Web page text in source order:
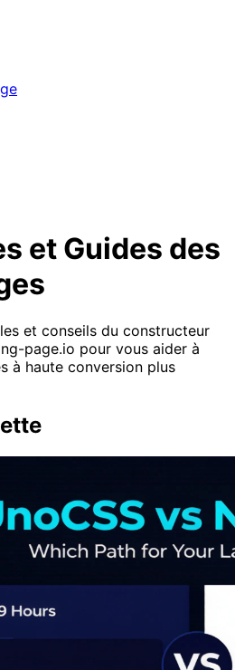
et Guides des
et conseils du constructeur
page.io pour vous aider à
à haute conversion plus